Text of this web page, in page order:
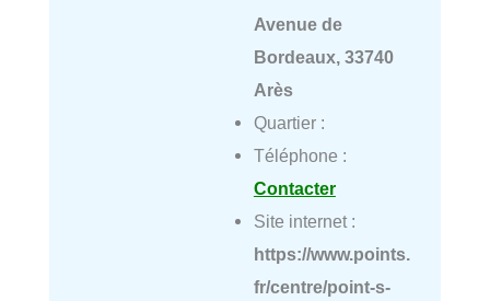
Avenue de
Bordeaux, 33740
Arès
Quartier :
Téléphone :
Contacter
Site internet :
https://www.points.
fr/centre/point-s-